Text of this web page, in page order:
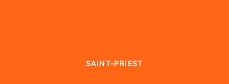
SAINT-PRIEST